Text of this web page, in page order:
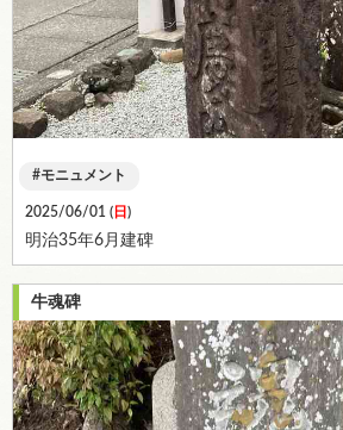
モニュメント
2025/06/01 ( 日 )
明治35年6月建碑
牛魂碑